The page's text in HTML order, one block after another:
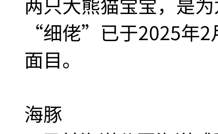
“细佬”已于2025年2
面目。
海豚